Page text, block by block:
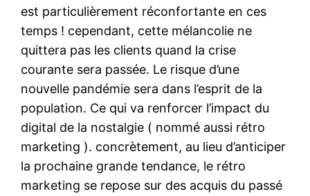
est particulièrement réconfortante en ces
temps ! cependant, cette mélancolie ne
quittera pas les clients quand la crise
courante sera passée. Le risque d’une
nouvelle pandémie sera dans l’esprit de la
population. Ce qui va renforcer l’impact du
digital de la nostalgie ( nommé aussi rétro
marketing ). concrètement, au lieu d’anticiper
la prochaine grande tendance, le rétro
marketing se repose sur des acquis du passé